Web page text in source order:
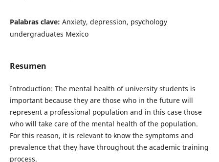
Palabras clave: Anxiety, depression, psychology
undergraduates Mexico
Resumen
Introduction: The mental health of university students is
important because they are those who in the future will
represent a professional population and in this case those
who will take care of the mental health of the population.
For this reason, it is relevant to know the symptoms and
prevalence that they have throughout the academic training
process.